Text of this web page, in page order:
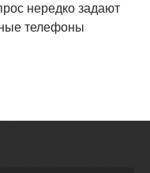
нередко задают
телефоны